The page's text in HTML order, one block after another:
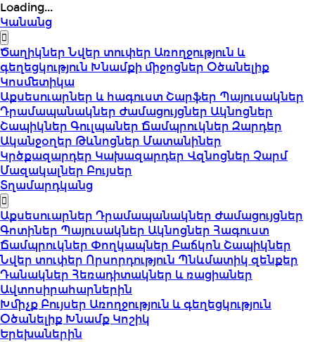
Loading...
Կանանց
ԾաղիկներՆվեր տուփեր Առողջություն և
գեղեցկություն Խնամքի միջոցներ Օծանելիք
Կոսմետիկա
Աքսեսուարներ և հագուստ Շարֆեր Պայուսակներ
Դրամապանակներ Ժամացույցներ Ակնոցներ
Շապիկներ Գուլպաներ Ճամպրուկներ Զարդեր
Ականջօղեր Թևնոցներ Մատանիներ
Կրծքազարդեր Կախազարդեր Վզնոցներ Չարմ
Մազակալներ Բույսեր
Տղամարդկանց
Աքսեսուարներ Դրամապանակներ Ժամացույցներ
Գոտիներ Պայուսակներ Ակնոցներ Հագուստ
Ճամպրուկներ Փողկապներ Բաճկոն Շապիկներ
Նվեր տուփեր Որսորդություն Պնևմատիկ զենքեր
Դանակներ Հեռադիտակներ և ռացիաներ
Ավտոսիրահարներին
Խմիչք Բույսեր Առողջություն և գեղեցկություն
Օծանելիք Խնամք Կոշիկ
Երեխաներին